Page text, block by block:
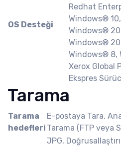
OS Desteği
Redhat
Windows®
Windows®
Windows®
Windows® 8,
Xerox Global
Ekspres
Tarama
Tarama
hedefleri
E-postaya Tara,
Tarama (FTP veya
JPG,